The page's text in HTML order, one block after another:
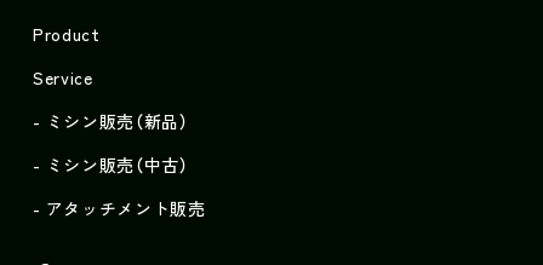
Product
Service
ミシン販売（新品）
ミシン販売（中古）
アタッチメント販売